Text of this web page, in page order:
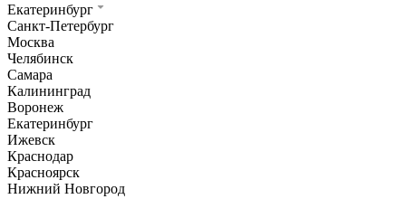
Екатеринбург
Санкт-Петербург
Москва
Челябинск
Самара
Калининград
Воронеж
Екатеринбург
Ижевск
Краснодар
Красноярск
Нижний Новгород